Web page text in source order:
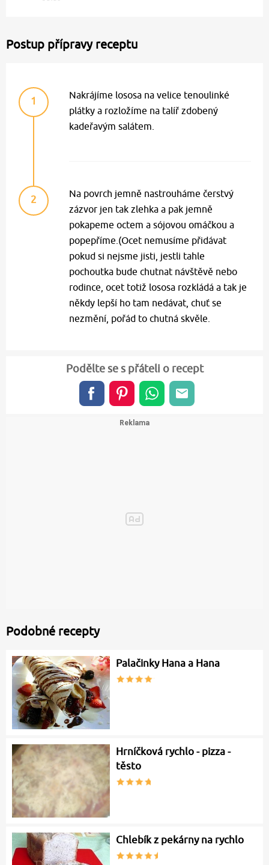
Postup přípravy receptu
1
Nakrájíme lososa na velice tenoulinké
plátky a rozložíme na talíř zdobený
kadeřavým salátem.
2
Na povrch jemně nastrouháme čerstvý
zázvor jen tak zlehka a pak jemně
pokapeme octem a sójovou omáčkou a
popepříme.(Ocet nemusíme přidávat
pokud si nejsme jisti, jestli tahle
pochoutka bude chutnat návštěvě nebo
rodince, ocet totiž lososa rozkládá a tak je
někdy lepší ho tam nedávat, chuť se
nezmění, pořád to chutná skvěle.
Podělte se s přáteli o recept
Podobné recepty
Palačinky Hana a Hana
Hrníčková rychlo - pizza -
těsto
Chlebík z pekárny na rychlo